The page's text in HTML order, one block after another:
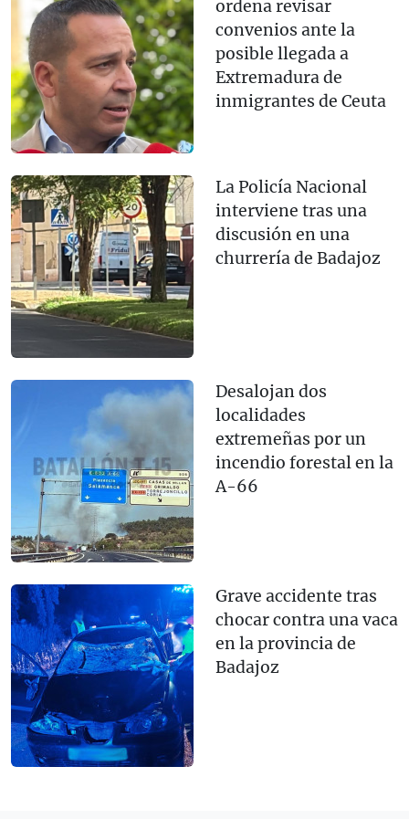
ordena revisar
convenios ante la
posible llegada a
Extremadura de
inmigrantes de Ceuta
La Policía Nacional
interviene tras una
discusión en una
churrería de Badajoz
Desalojan dos
localidades
extremeñas por un
incendio forestal en la
A-66
Grave accidente tras
chocar contra una vaca
en la provincia de
Badajoz